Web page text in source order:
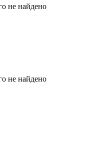
не найдено
не найдено